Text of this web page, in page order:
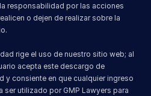
responsabilidad por las acciones
o dejen de realizar sobre la
rige el uso de nuestro sitio web; al
acepta este descargo de
y consiente en que cualquier ingreso
utilizado por GMP Lawyers para